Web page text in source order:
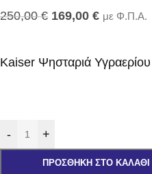
250,00€ 169,00 € με Φ.Π.Α.
Kaiser Ψησταριά
- +
ΠΡΟΣΘΉΚΗ ΣΤΟ ΚΑΛΆΘΙ